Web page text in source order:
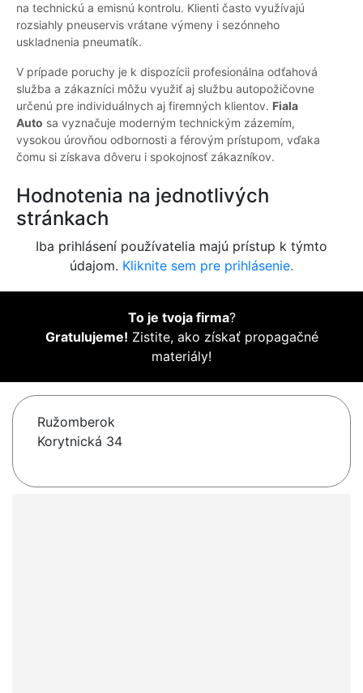
na technickú a emisnú kontrolu. Klienti často využívajú
rozsiahly pneuservis vrátane výmeny i sezónneho
uskladnenia pneumatík.
V prípade poruchy je k dispozícii profesionálna odťahová
služba a zákazníci môžu využiť aj službu autopožičovne
určenú pre individuálnych aj firemných klientov. Fiala
Auto sa vyznačuje moderným technickým zázemím,
vysokou úrovňou odbornosti a férovým prístupom, vďaka
čomu si získava dôveru i spokojnosť zákazníkov.
Hodnotenia na jednotlivých
stránkach
Iba prihlásení používatelia majú prístup k týmto
údajom. Kliknite sem pre prihlásenie.
To je tvoja firma?
Gratulujeme! Zistite, ako získať propagačné
materiály!
Ružomberok
Korytnická 34